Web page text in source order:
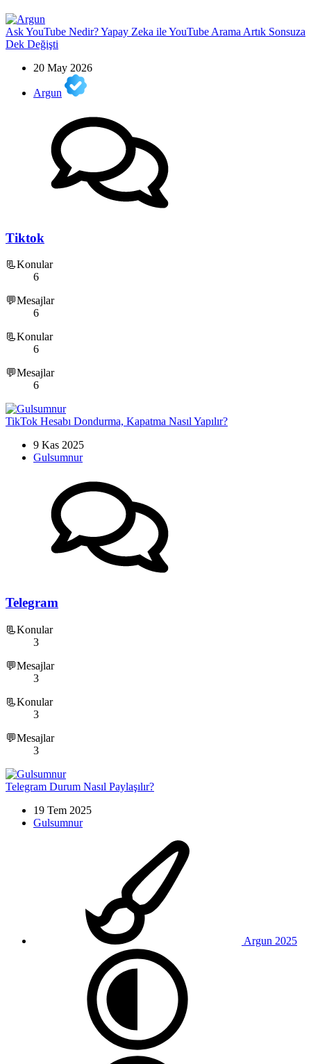
Ask YouTube Nedir? Yapay Zeka ile YouTube Arama Artık Sonsuza
Dek Değişti
20 May 2026
Argun
Tiktok
📃Konular
6
💬Mesajlar
6
📃Konular
6
💬Mesajlar
6
TikTok Hesabı Dondurma, Kapatma Nasıl Yapılır?
9 Kas 2025
Gulsumnur
Telegram
📃Konular
3
💬Mesajlar
3
📃Konular
3
💬Mesajlar
3
Telegram Durum Nasıl Paylaşılır?
19 Tem 2025
Gulsumnur
Argun 2025